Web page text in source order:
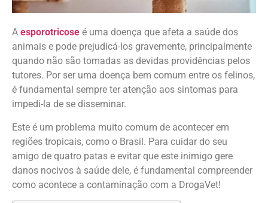
A esporotricose é uma doença que afeta a saúde dos
animais e pode prejudicá-los gravemente, principalmente
quando não são tomadas as devidas providências pelos
tutores. Por ser uma doença bem comum entre os felinos,
é fundamental sempre ter atenção aos sintomas para
impedi-la de se disseminar.
Este é um problema muito comum de acontecer em
regiões tropicais, como o Brasil. Para cuidar do seu
amigo de quatro patas e evitar que este inimigo gere
danos nocivos à saúde dele, é fundamental compreender
como acontece a contaminação com a DrogaVet!